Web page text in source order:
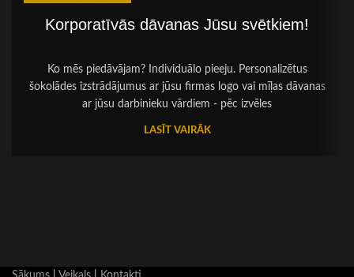
Korporatīvās dāvanas Jūsu svētkiem!
Ko mēs piedāvājam? Individuālo pieeju. Personalizētus
šokolādes izstrādājumus ar jūsu firmas logo vai mīļas dāvanas
ar jūsu darbinieku vārdiem - pēc izvēles
LASĪT VAIRĀK